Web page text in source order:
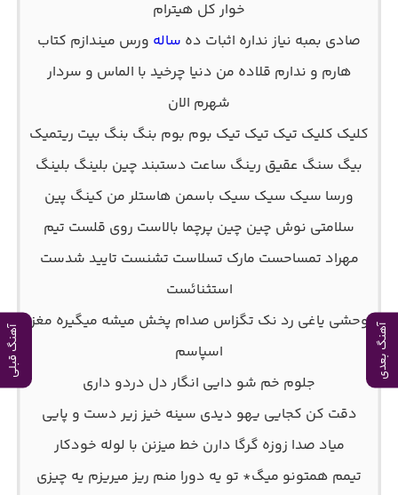
آهنگ بعدی آهنگ قبلی
خوار کل هیترام
صادی بمبه نیاز نداره اثبات ده ساله ورس میندازم کتاب
هارم و ندارم قلاده من دنیا چرخید با الماس و سردار
شهرم الان
کلیک کلیک تیک تیک تیک بوم بوم بنگ بنگ بیت ریتمیک
بیگ سنگ عقیق رینگ ساعت دستبند چین بلینگ بلینگ
ورسا سیک سیک سیک باسمن هاستلر من کینگ پین
سلامتی نوش چین چین پرچما بالاست روی قلست تیم
مهراد تمساحست مارک تسلاست تشنست تایید شدست
استثنائست
وحشی یاغی رد نک تگزاس صدام پخش میشه میگیره مغز
اسپاسم
جلوم خم شو دایی انگار دل دردو داری
دقت کن کجایی یهو دیدی سینه خیز زیر دست و پایی
میاد صدا زوزه گرگا دارن خط میزنن با لوله خودکار
تیمم همتونو میگ* تو یه دورا منم ریز میریزم یه چیزی